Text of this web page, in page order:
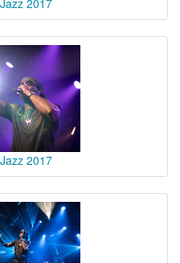
2017